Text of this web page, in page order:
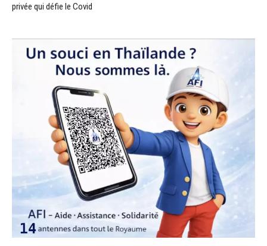
privée qui défie le Covid